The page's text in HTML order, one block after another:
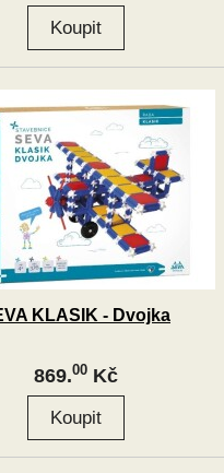
KLASIK - Dvojka
869.00Kč